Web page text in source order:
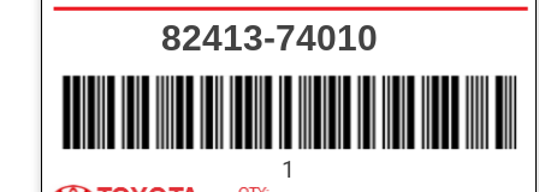
82413-74010
1